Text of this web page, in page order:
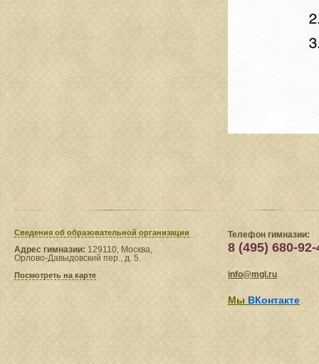
Сведения​ об образовательной организации
Адрес гимназии: 129110, Москва,
Орлово-Давыдовский пер., д. 5.
Посмотреть на карте
Телефон гимназии:
8 (495) 680-92-
info@mgl.ru
Мы ВКонтакте